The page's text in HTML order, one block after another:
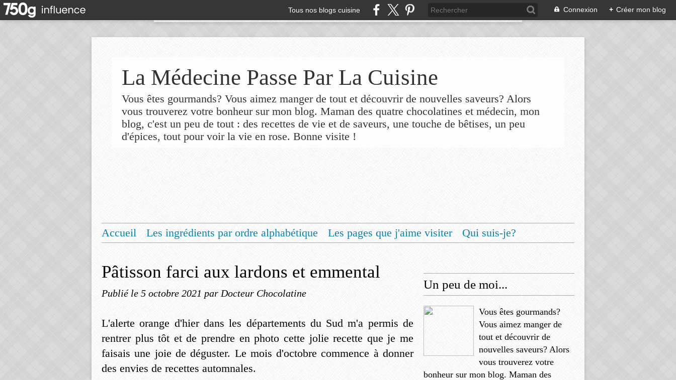
Tous nos blogs cuisine Connexion + Créer mon blog
La Médecine Passe Par La Cuisine
Vous êtes gourmands? Vous aimez manger de tout et découvrir de nouvelles saveurs? Alors
vous trouverez votre bonheur sur mon blog. Maman des quatre chocolatines et médecin, mon
blog, c'est un peu de tout : des recettes de vie et de saveurs, une touche de bêtises, un peu
d'épices, tout pour voir la vie en rose. Bonne visite !
Accueil Les ingrédients par ordre alphabétique Les pages que j'aime visiter
Qui suis-je?
Pâtisson farci aux lardons et emmental
Publié le 5 octobre 2021 par Docteur Chocolatine
L'alerte orange d'hier dans les départements du Sud m'a permis de
rentrer plus tôt et de prendre en photo cette jolie recette que je me
faisais une joie de déguster. Le mois d'octobre commence à donner
des envies de recettes automnales.
Un peu de moi...
Vous êtes gourmands?
Vous aimez manger de
tout et découvrir de
nouvelles saveurs? Alors
vous trouverez votre
bonheur sur mon blog. Maman des